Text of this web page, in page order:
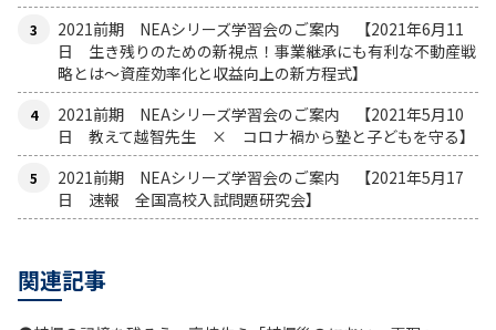
2021前期 NEAシリーズ学習会のご案内 【2021年6月11
日 生き残りのための新視点！事業継承にも有利な不動産戦
略とは〜資産効率化と収益向上の新方程式】
2021前期 NEAシリーズ学習会のご案内 【2021年5月10
日 教えて越智先生 × コロナ禍から塾と子どもを守る】
2021前期 NEAシリーズ学習会のご案内 【2021年5月17
日 速報 全国高校入試問題研究会】
関連記事